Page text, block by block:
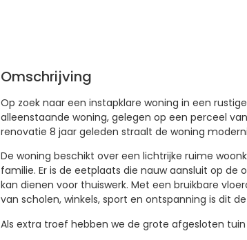
Omschrijving
Op zoek naar een instapklare woning in een
alleenstaande woning, gelegen op een perceel
renovatie 8 jaar geleden straalt de woning
De woning beschikt over een lichtrijke ruime
familie. Er is de eetplaats die nauw aansluit op
kan dienen voor thuiswerk. Met een bruikbare
van scholen, winkels, sport en ontspanning is dit
Als extra troef hebben we de grote afgesloten